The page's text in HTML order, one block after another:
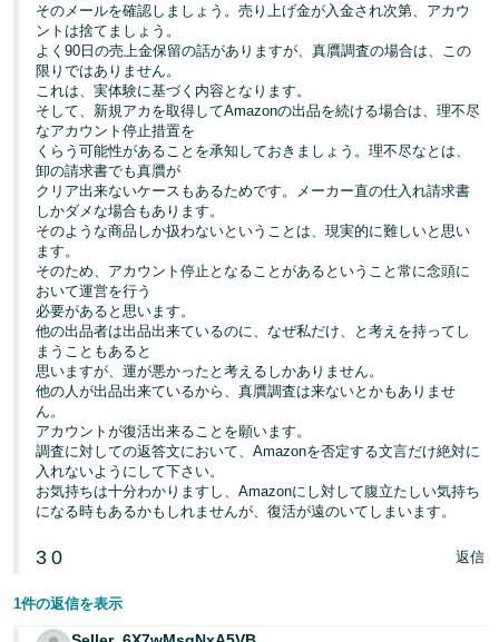
そのメールを確認しましょう。売り上げ金が入金され次第、アカウ
ントは捨てましょう。
よく90日の売上金保留の話がありますが、真贋調査の場合は、この
限りではありません。
これは、実体験に基づく内容となります。
そして、新規アカを取得してAmazonの出品を続ける場合は、理不尽
なアカウント停止措置を
くらう可能性があることを承知しておきましょう。理不尽なとは、
卸の請求書でも真贋が
クリア出来ないケースもあるためです。メーカー直の仕入れ請求書
しかダメな場合もあります。
そのような商品しか扱わないということは、現実的に難しいと思い
ます。
そのため、アカウント停止となることがあるということ常に念頭に
おいて運営を行う
必要があると思います。
他の出品者は出品出来ているのに、なぜ私だけ、と考えを持ってし
まうこともあると
思いますが、運が悪かったと考えるしかありません。
他の人が出品出来ているから、真贋調査は来ないとかもありませ
ん。
アカウントが復活出来ることを願います。
調査に対しての返答文において、Amazonを否定する文言だけ絶対に
入れないようにして下さい。
お気持ちは十分わかりますし、Amazonにし対して腹立たしい気持ち
になる時もあるかもしれませんが、復活が遠のいてしまいます。
3 0 返信
1件の返信を表示